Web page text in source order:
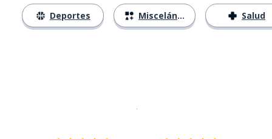
Deportes Misceláneo Salud